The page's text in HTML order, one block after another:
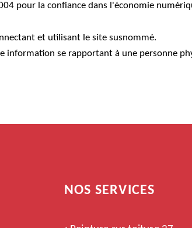
pour la confiance dans l'économie
et utilisant le site susnommé.
information se rapportant à une personne
NOS SERVICES